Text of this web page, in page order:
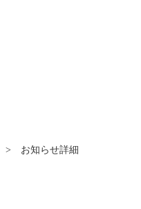
> お知らせ詳細